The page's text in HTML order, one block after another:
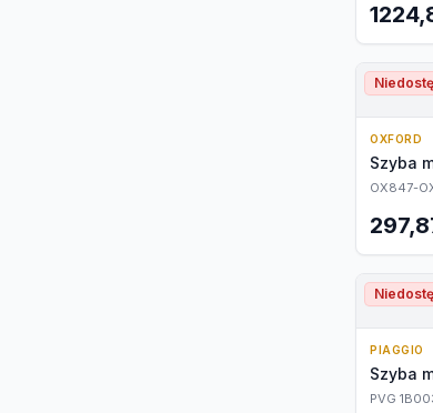
OXFORD
Szyba
OX847-
PIAGGIO
Szyba
PVG